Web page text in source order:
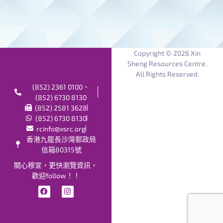
Copyright © 2026 Xin
Sheng Resources Centre.
All Rights Reserved.
(852) 2361 0100、
(852) 6730 8130
(852) 2581 3628
(852) 6730 8130
rcinfo@xsrc.org
香港九龍長沙灣郵政局
信箱80315號
關心穆宣，更快瀏覽資訊，
歡迎follow！！